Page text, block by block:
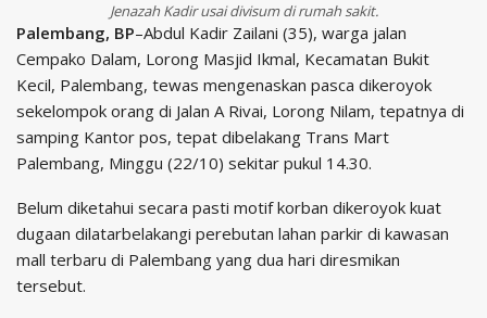
Jenazah Kadir usai divisum di rumah sakit.
Palembang, BP–Abdul Kadir Zailani (35), warga jalan
Cempako Dalam, Lorong Masjid Ikmal, Kecamatan Bukit
Kecil, Palembang, tewas mengenaskan pasca dikeroyok
sekelompok orang di Jalan A Rivai, Lorong Nilam, tepatnya di
samping Kantor pos, tepat dibelakang Trans Mart
Palembang, Minggu (22/10) sekitar pukul 14.30.
Belum diketahui secara pasti motif korban dikeroyok kuat
dugaan dilatarbelakangi perebutan lahan parkir di kawasan
mall terbaru di Palembang yang dua hari diresmikan
tersebut.